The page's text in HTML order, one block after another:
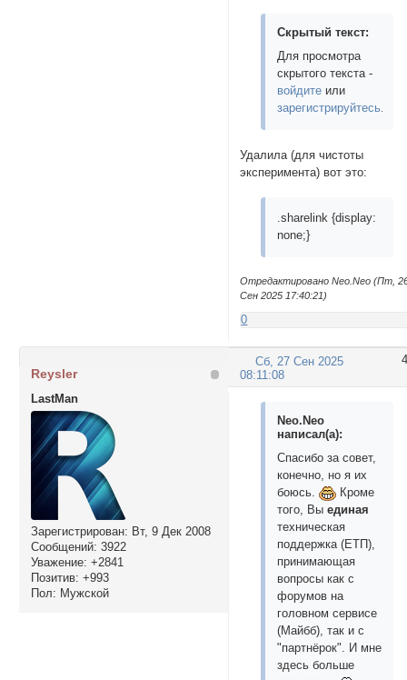
Скрытый текст:
Для просмотра
скрытого текста -
войдите или
зарегистрируйтесь.
Удалила (для чистоты
эксперимента) вот это:
.sharelink {display:
none;}
Отредактировано Neo.Neo (Пт,
Сен 2025 17:40:21)
0
4
Сб, 27 Сен 2025
08:11:08
Reysler
LastMan
Зарегистрирован: Вт, 9 Дек 2008
Сообщений: 3922
Уважение: +2841
Позитив: +993
Пол: Мужской
Neo.Neo
написал(а):
Спасибо за совет,
конечно, но я их
боюсь.
Кроме
того, Выединая
техническая
поддержка (ЕТП),
принимающая
вопросы как с
форумов на
головном сервисе
(Майбб), так и с
"партнёрок". И мне
здесь больше